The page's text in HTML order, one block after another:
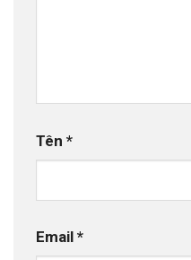
Tên *
Email *